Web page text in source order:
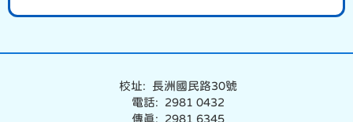
校址: 長洲國民路30號
電話: 2981 0432
傳真: 2981 6345